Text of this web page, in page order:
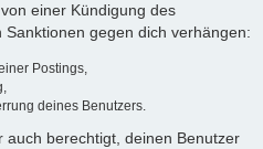
einer Kündigung des
gegen dich verhängen:
Postings,
deines Benutzers.
auch berechtigt, deinen Benutzer